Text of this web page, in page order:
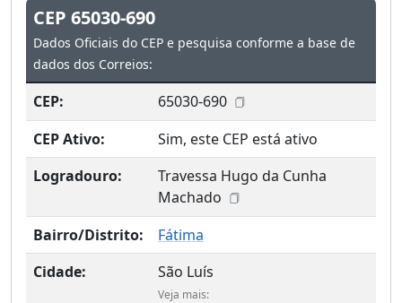
CEP 65030-690
Dados Oficiais do CEP e pesquisa conforme a base de
dados dos Correios:
CEP:
65030-690
CEP Ativo:
Sim, este CEP está ativo
Logradouro:
Travessa Hugo da Cunha
Machado
Bairro/Distrito:
Fátima
Cidade:
São Luís
Veja mais: